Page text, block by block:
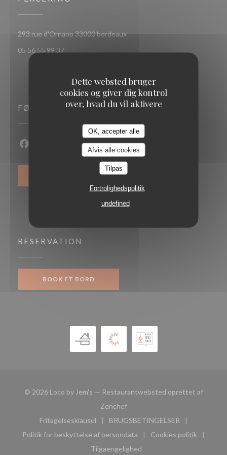
Dette websted bruger
cookies og giver dig kontrol
over, hvad du vil aktivere
OK, accepter alle
Afvis alle cookies
Tilpas
Fortrolighedspolitik
undefined
293 rue d'Ornano 33000 bordeaux((åbner i et nyt vindue))
05 56 55 99 37
FØLG OS
Facebook ((åbner i et nyt vindue))
Instagram ((åbner i et nyt vindue))
RESERVATION
BOOK ET BORD
© 2026 Loco by Jem's — Restaurantwebsted oprettet af
Zenchef((åbner i et nyt vindue))
Fritagelsesklausul
((åbner i et nyt vindue))
BRUGSBETINGELSER
((åbner i et nyt vindue))
Politik for beskyttelse af persondata
((åbner i et nyt vindue))
Cookies politik
((åbner i et
Tilgaengelighed
Loco by Jem's